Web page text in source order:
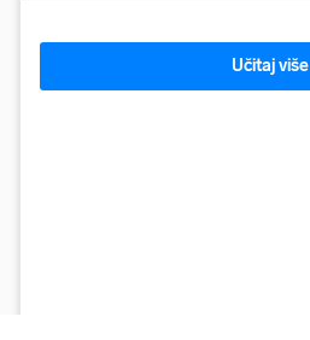
Učitaj više